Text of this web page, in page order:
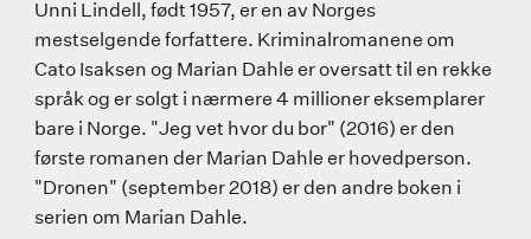
Unni Lindell, født 1957, er en av Norges
mestselgende forfattere. Kriminalromanene om
Cato Isaksen og Marian Dahle er oversatt til en rekke
språk og er solgt i nærmere 4 millioner eksemplarer
bare i Norge. "Jeg vet hvor du bor" (2016) er den
første romanen der Marian Dahle er hovedperson.
"Dronen" (september 2018) er den andre boken i
serien om Marian Dahle.